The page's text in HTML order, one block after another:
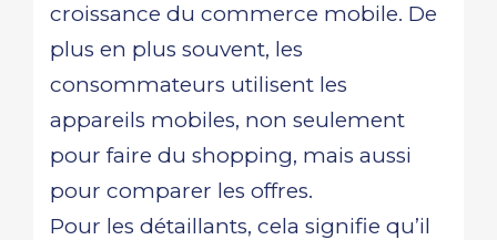
croissance du commerce mobile. De
plus en plus souvent, les
consommateurs utilisent les
appareils mobiles, non seulement
pour faire du shopping, mais aussi
pour comparer les offres.
Pour les détaillants, cela signifie qu’il